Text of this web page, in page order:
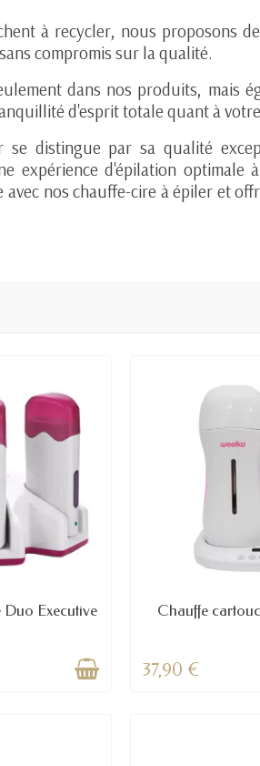
à recycler, nous proposons
compromis sur la qualité.
dans nos produits, mais
d'esprit totale quant à
distingue par sa qualité
expérience d'épilation
nos chauffe-cire à épiler et
Executive Chauffe
37,90 €